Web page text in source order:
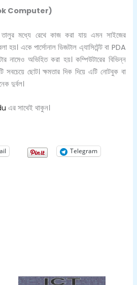
Computer)
মধ্যে রেথে কাজ করা যায় এমন সাইজের
হয়। একে পার্সোনাল ডিজটাল এ্যাসিটেন্ট বা PDA
নামেও অভিহিত করা হয়। কম্পিউটারের বিভিন্ন
ছোট। ক্ষমতার দিক দিয়ে এটি নোটবুক বা
দুর্বল।
এর সাথেই থাকুন।
Telegram